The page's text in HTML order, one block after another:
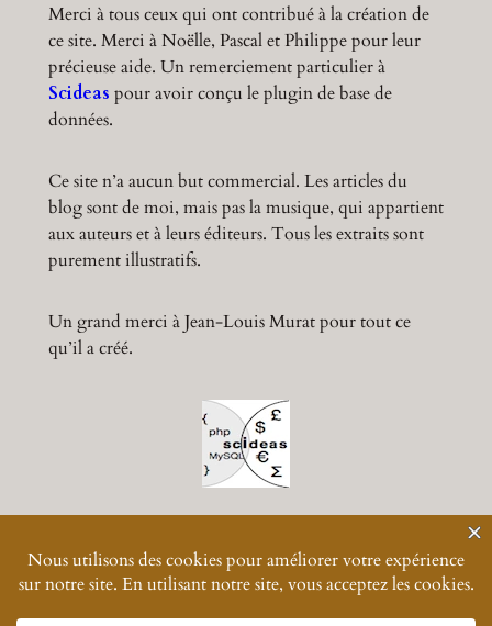
Merci à tous ceux qui ont contribué à la création de
ce site. Merci à Noëlle, Pascal et Philippe pour leur
précieuse aide. Un remerciement particulier à
Scideas pour avoir conçu le plugin de base de
données.
Ce site n’a aucun but commercial. Les articles du
blog sont de moi, mais pas la musique, qui appartient
aux auteurs et à leurs éditeurs. Tous les extraits sont
purement illustratifs.
Un grand merci à Jean-Louis Murat pour tout ce
qu’il a créé.
© 2024-2026Muratmusiques